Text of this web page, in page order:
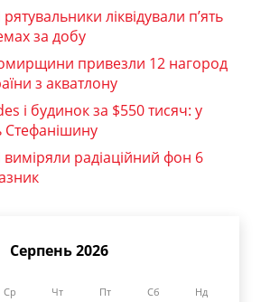
ліквідували п’ять
за добу
привезли 12 нагород
з акватлону
і будинок за $550 тисяч: у
радіаційний фон 6
Серпень 2026
Ср Чт Пт Сб Нд